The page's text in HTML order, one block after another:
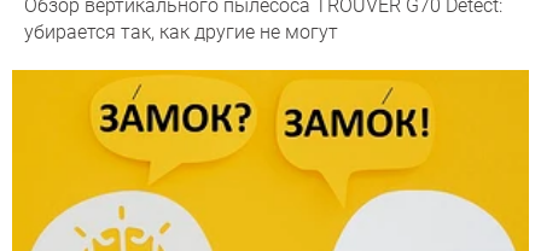
Обзор вертикального пылесоса TROUVER G70 Detect:
убирается так, как другие не могут